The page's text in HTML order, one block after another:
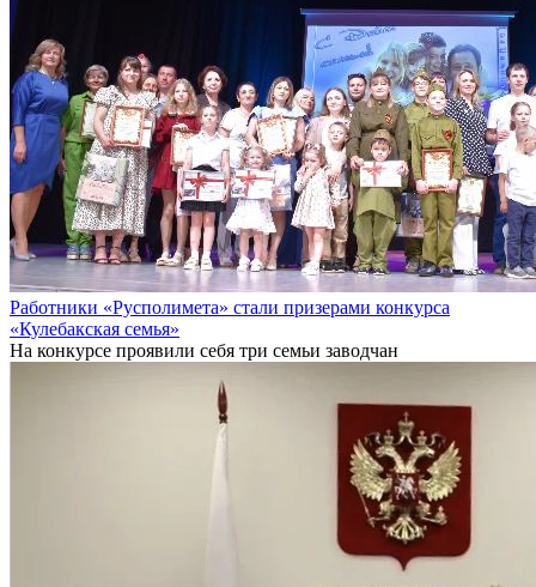
Работники «Русполимета» стали призерами конкурса
«Кулебакская семья»
На конкурсе проявили себя три семьи заводчан